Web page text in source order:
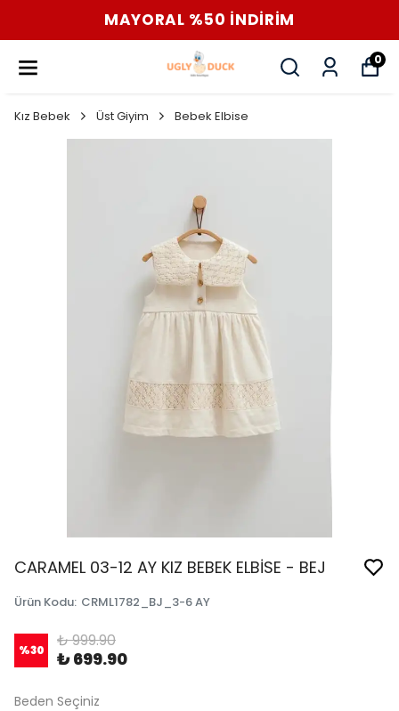
MAYORAL %50 İNDİRİM
0
Kız Bebek Üst Giyim Bebek Elbise
CARAMEL 03-12 AY KIZ BEBEK ELBİSE - BEJ
Ürün Kodu: CRML1782_BJ_3-6 AY
%30 ₺ 999.90
₺ 699.90
Beden Seçiniz